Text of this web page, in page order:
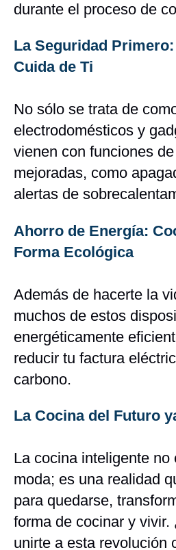
durante el proceso de
La Seguridad
Cuida de Ti
No sólo se trata de
electrodomésticos y
vienen con funciones
mejoradas, como
alertas de
Ahorro de Energía:
Forma Ecológica
Además de hacerte la
muchos de estos
energéticamente
reducir tu factura
carbono.
La Cocina del Futuro
La cocina inteligente no
moda; es una realidad
para quedarse,
forma de cocinar y
unirte a esta revolución